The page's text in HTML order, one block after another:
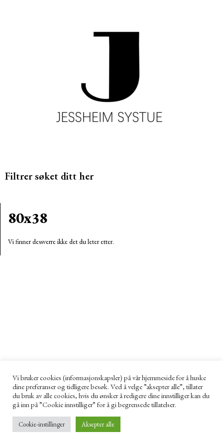
Filtrer søket ditt her
80x38
Vi finner dessverre ikke det du leter etter.
Vi bruker cookies (informasjonskapsler) på vår hjemmeside for å huske
dine preferanser og tidligere besøk. Ved å velge ”aksepter alle”, tillater
du bruk av alle cookies, hvis du ønsker å redigere dine innstilliger kan du
gå inn på ”Cookie innstilliger” for å gi begrensede tillatelser.
Cookie-instillinger Aksepter alle